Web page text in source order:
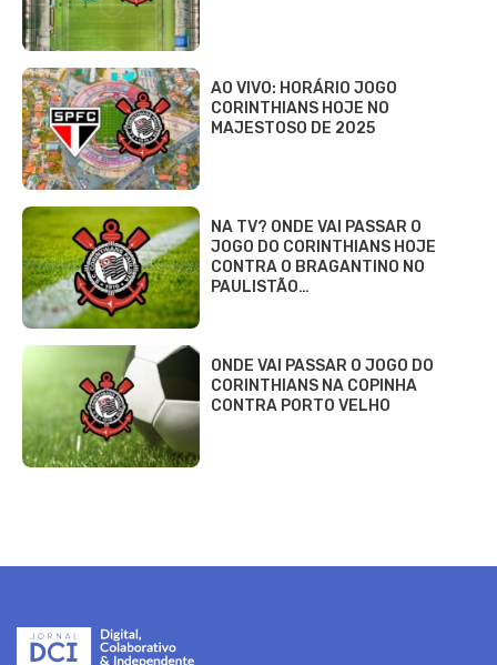
AO VIVO: HORÁRIO JOGO
CORINTHIANS HOJE NO
MAJESTOSO DE 2025
NA TV? ONDE VAI PASSAR O
JOGO DO CORINTHIANS HOJE
CONTRA O BRAGANTINO NO
PAULISTÃO…
ONDE VAI PASSAR O JOGO DO
CORINTHIANS NA COPINHA
CONTRA PORTO VELHO